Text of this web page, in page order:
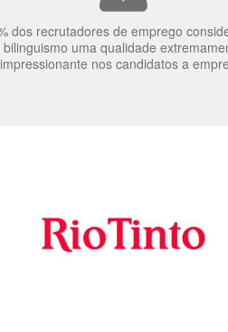
dos recrutadores de emprego
bilinguismo uma qualidade
impressionante nos candidatos a